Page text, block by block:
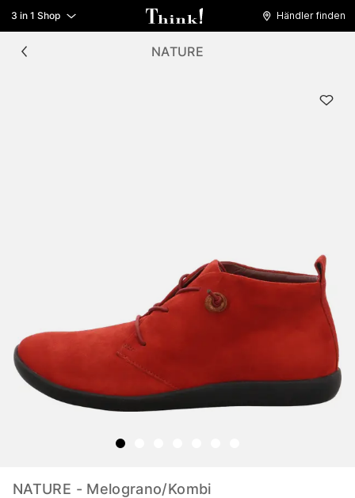
3 in 1 Shop Händler finden
NATURE
NATURE - Melograno/Kombi